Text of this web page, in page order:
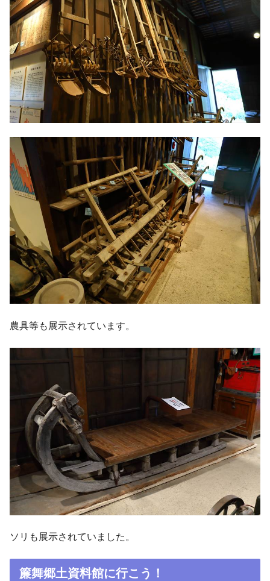
農具等も展示されています。
ソリも展示されていました。
簾舞郷土資料館に行こう！